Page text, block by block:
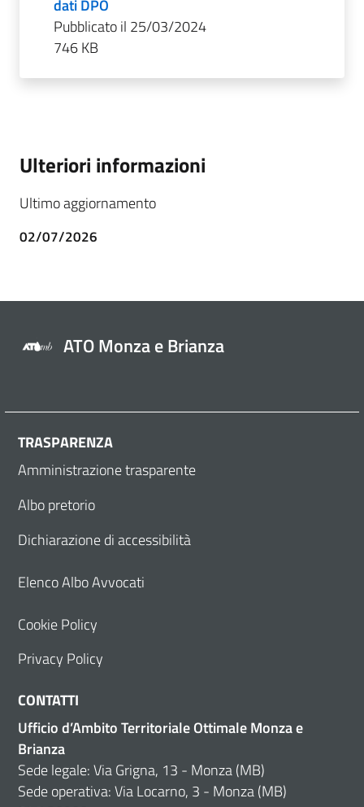
dati DPO
Pubblicato il 25/03/2024
746 KB
Ulteriori informazioni
Ultimo aggiornamento
02/07/2026
ATO Monza e Brianza
TRASPARENZA
Amministrazione trasparente
Albo pretorio
Dichiarazione di accessibilità
Elenco Albo Avvocati
Cookie Policy
Privacy Policy
CONTATTI
Ufficio d’Ambito Territoriale Ottimale Monza e
Brianza
Sede legale: Via Grigna, 13 - Monza (MB)
Sede operativa: Via Locarno, 3 - Monza (MB)